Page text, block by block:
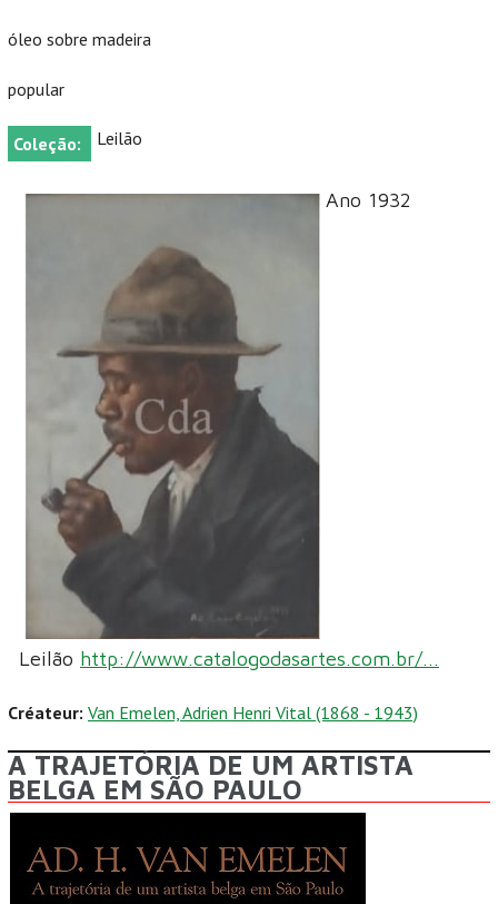
óleo sobre madeira
popular
Coleção: Leilão
Ano 1932
Leilão http://www.catalogodasartes.com.br/...
Créateur: Van Emelen, Adrien Henri Vital (1868 - 1943)
A TRAJETÓRIA DE UM ARTISTA
BELGA EM SÃO PAULO